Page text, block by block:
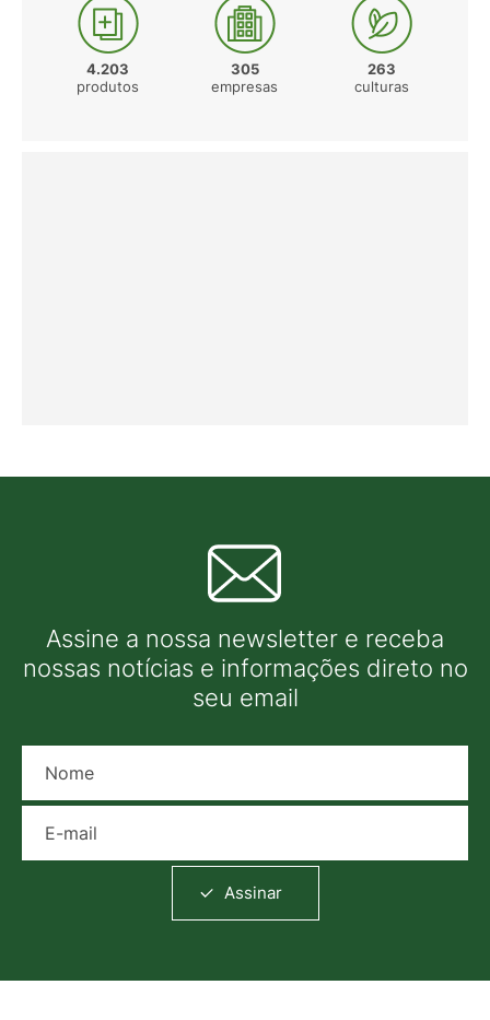
4.203
produtos
305
empresas
263
culturas
Assine a nossa newsletter e receba
nossas notícias e informações direto no
seu email
Assinar